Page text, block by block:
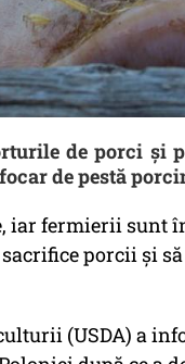
de porci şi
de pestă
iar fermierii sunt
porcii şi
(USDA) a